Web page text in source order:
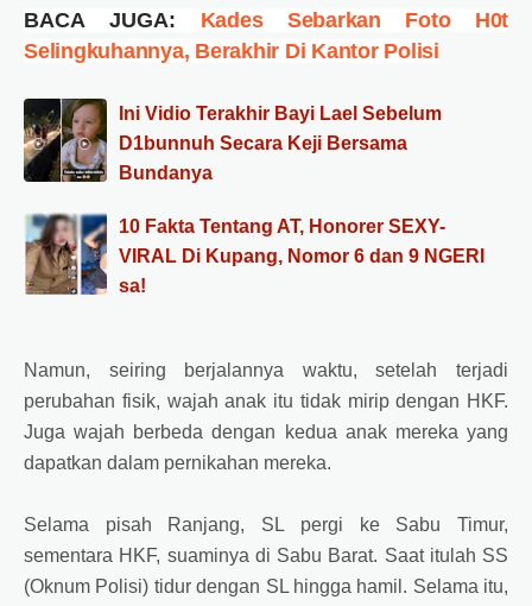
BACA JUGA: Kades Sebarkan Foto H0t
Selingkuhannya, Berakhir Di Kantor Polisi
Ini Vidio Terakhir Bayi Lael Sebelum
D1bunnuh Secara Keji Bersama
Bundanya
10 Fakta Tentang AT, Honorer SEXY-
VIRAL Di Kupang, Nomor 6 dan 9 NGERI
sa!
Namun, seiring berjalannya waktu, setelah terjadi
perubahan fisik, wajah anak itu tidak mirip dengan HKF.
Juga wajah berbeda dengan kedua anak mereka yang
dapatkan dalam pernikahan mereka.
Selama pisah Ranjang, SL pergi ke Sabu Timur,
sementara HKF, suaminya di Sabu Barat. Saat itulah SS
(Oknum Polisi) tidur dengan SL hingga hamil. Selama itu,